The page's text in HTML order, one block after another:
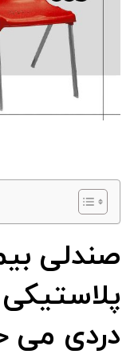
صندلی
دردی می